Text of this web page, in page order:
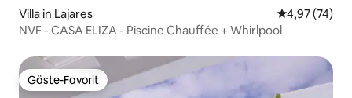
Villa in Lajares
4,97 (74)
NVF - CASA ELIZA - Piscine Chauffée + Whirlpool
Gäste-Favorit
Gäste-Favorit